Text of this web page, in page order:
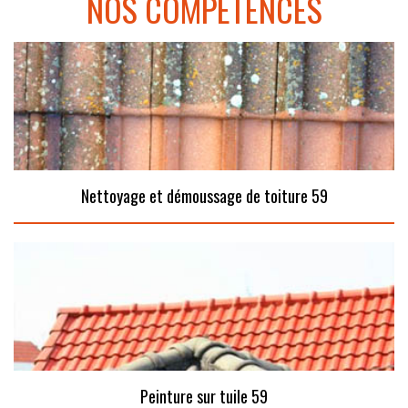
Nettoyage et démoussage de toiture 59
Peinture sur tuile 59